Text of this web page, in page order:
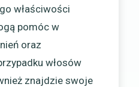
właściwości
pomóc w
oraz
włosów
znajdzie swoje